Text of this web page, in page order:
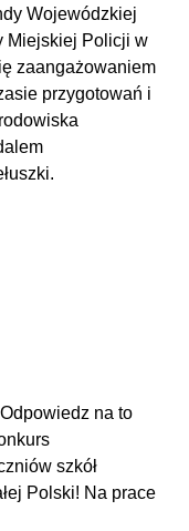
Wojewódzkiej
Miejskiej Policji w
zaangażowaniem
przygotowań i
na to
szkół
Polski! Na prace